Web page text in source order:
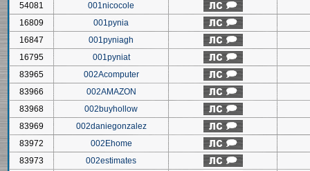
54081
001nicocole
16809
001pynia
16847
001pyniagh
16795
001pyniat
83965
002Acomputer
83966
002AMAZON
83968
002buyhollow
83969
002daniegonzalez
83972
002Ehome
83973
002estimates